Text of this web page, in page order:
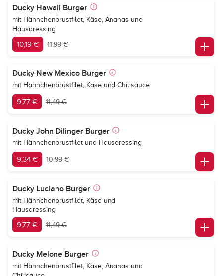
Ducky Hawaii Burger
mit Hähnchenbrustfilet, Käse, Ananas und
Hausdressing
10,19 € 11,99 €
Ducky New Mexico Burger
mit Hähnchenbrustfilet, Käse und Chilisauce
9,77 € 11,49 €
Ducky John Dilinger Burger
mit Hähnchenbrustfilet und Hausdressing
9,34 € 10,99 €
Ducky Luciano Burger
mit Hähnchenbrustfilet, Käse und
Hausdressing
9,77 € 11,49 €
Ducky Melone Burger
mit Hähnchenbrustfilet, Käse, Ananas und